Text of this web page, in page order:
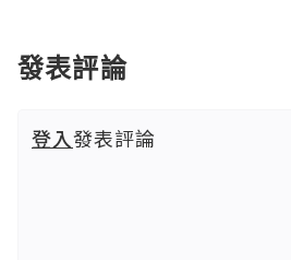
發表評論
登入發表評論